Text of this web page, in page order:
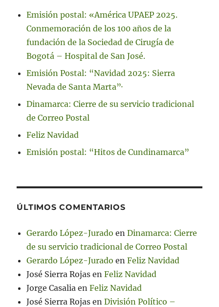
Emisión postal: «América UPAEP 2025.
Conmemoración de los 100 años de la
fundación de la Sociedad de Cirugía de
Bogotá – Hospital de San José.
Emisión Postal: “Navidad 2025: Sierra
Nevada de Santa Marta”·
Dinamarca: Cierre de su servicio tradicional
de Correo Postal
Feliz Navidad
Emisión postal: “Hitos de Cundinamarca”
ÚLTIMOS COMENTARIOS
Gerardo López-Jurado enDinamarca: Cierre
de su servicio tradicional de Correo Postal
Gerardo López-Jurado enFeliz Navidad
José Sierra Rojas enFeliz Navidad
Jorge Casalia enFeliz Navidad
José Sierra Rojas enDivisión Político –